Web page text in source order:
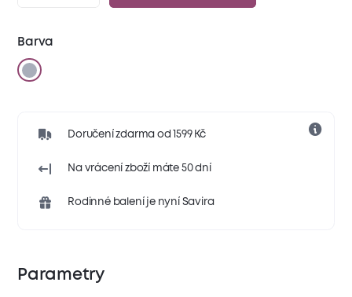
Barva
Doručení zdarma od 1599 Kč
Na vrácení zboží máte 50 dní
Rodinné balení je nyní Savira
Parametry